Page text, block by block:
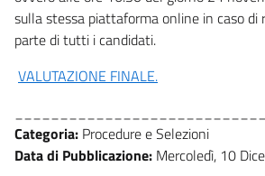
sulla stessa piattaforma online in caso di
parte di tutti i candidati.
VALUTAZIONE FINALE.
Categoria: Procedure e Selezioni
Data di Pubblicazione: Mercoledì, 10